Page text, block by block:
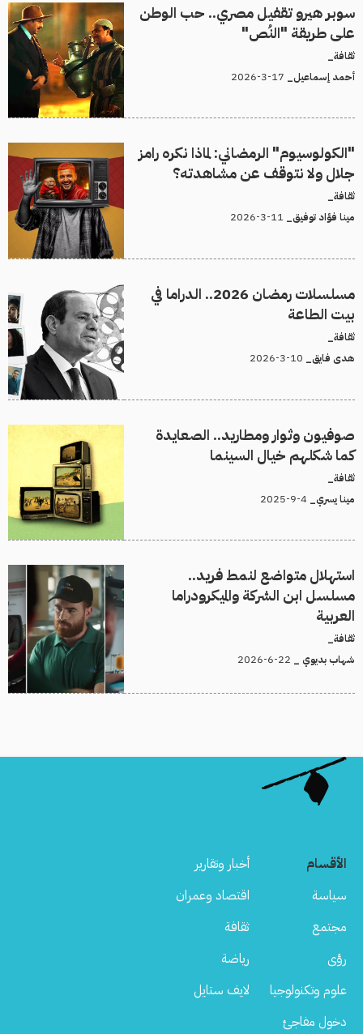
سوبر هيرو تقفيل مصري.. حب الوطن
على طريقة "النُص"
ثقافة_
أحمد إسماعيل_
"الكولوسيوم" الرمضاني: لماذا نكره رامز
جلال ولا نتوقف عن مشاهدته؟
ثقافة_
مينا فؤاد توفيق_
مسلسلات رمضان 2026.. الدراما في
بيت الطاعة
ثقافة_
هدى فايق_
صوفيون وثوار ومطاريد.. الصعايدة
كما شكلهم خيال السينما
ثقافة_
مينا يسري_
استهلال متواضع لنمط فريد..
مسلسل ابن الشركة والميكرودراما
العربية
ثقافة_
شهاب بديوي _
الأقسام
أخبار وتقارير
سياسة
اقتصاد وعمران
مجتمع
ثقافة
رؤى
رياضة
علوم وتكنولوجيا
لايف ستايل
دخول مفاجئ